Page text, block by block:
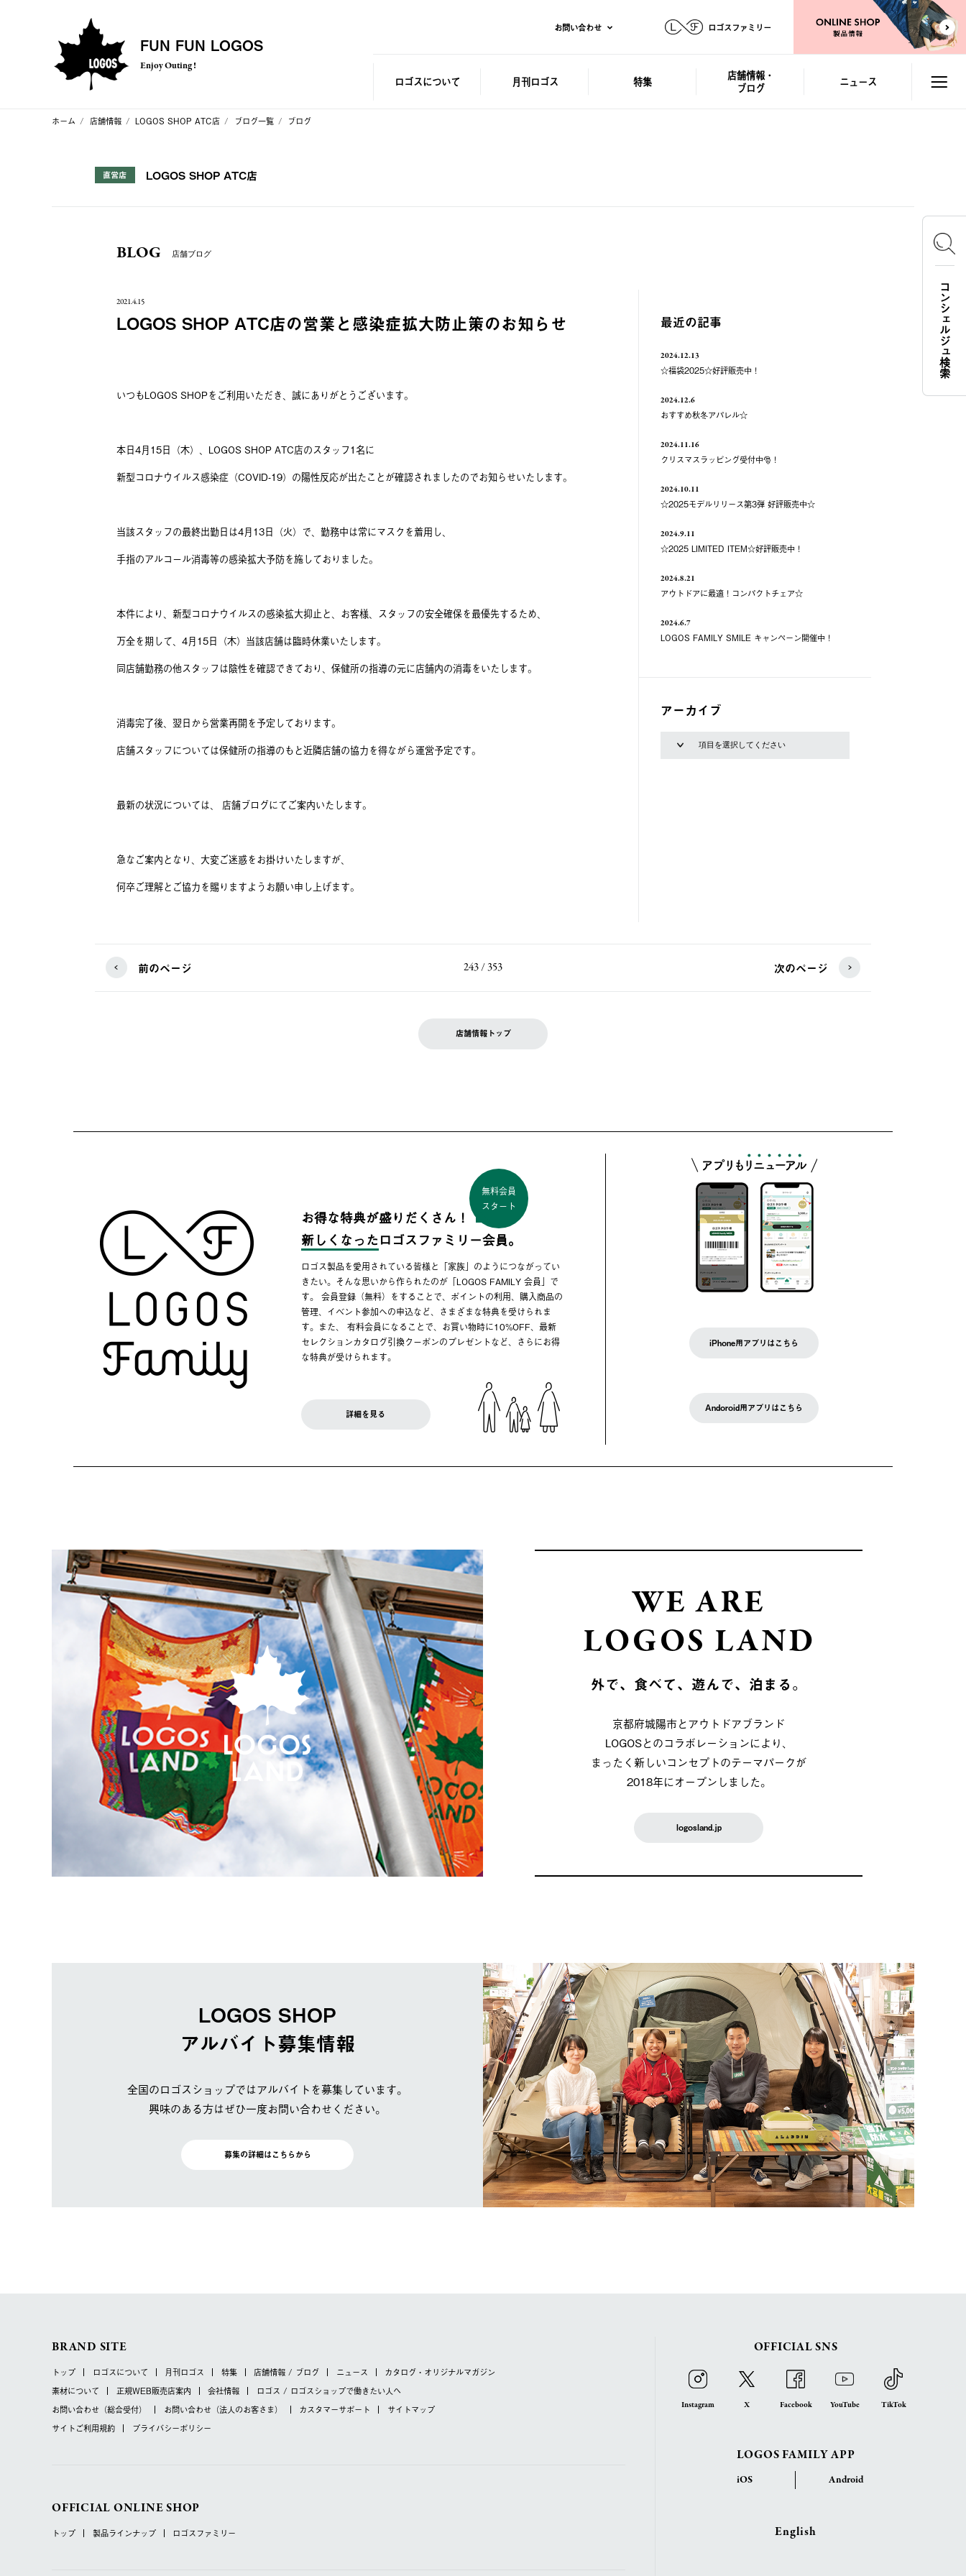
FUN FUN LOGOS
Enjoy Outing !
お問い合わせ ロゴスファミリー
ロゴスについて 月刊ロゴス 特集
店舗情報・
ブログ
ニュース
ホーム 店舗情報 LOGOS SHOP ATC店 ブログ一覧 ブログ
直営店 LOGOS SHOP ATC店
BLOG 店舗ブログ
2021.4.15
LOGOS SHOP ATC店の営業と感染症拡大防止策のお知らせ
いつもLOGOS SHOPをご利用いただき、誠にありがとうございます。
本日4月15日（木）、LOGOS SHOP ATC店のスタッフ1名に
新型コロナウイルス感染症（COVID-19）の陽性反応が出たことが確認されましたのでお知らせいたします。
当該スタッフの最終出勤日は4月13日（火）で、勤務中は常にマスクを着用し、
手指のアルコール消毒等の感染拡大予防を施しておりました。
本件により、新型コロナウイルスの感染拡大抑止と、お客様、スタッフの安全確保を最優先するため、
万全を期して、4月15日（木）当該店舗は臨時休業いたします。
同店舗勤務の他スタッフは陰性を確認できており、保健所の指導の元に店舗内の消毒をいたします。
消毒完了後、翌日から営業再開を予定しております。
店舗スタッフについては保健所の指導のもと近隣店舗の協力を得ながら運営予定です。
最新の状況については、 店舗ブログにてご案内いたします。
急なご案内となり、大変ご迷惑をお掛けいたしますが、
何卒ご理解とご協力を賜りますようお願い申し上げます。
最近の記事
2024.12.13
☆福袋2025☆好評販売中！
2024.12.6
おすすめ秋冬アパレル☆
2024.11.16
クリスマスラッピング受付中🎅！
2024.10.11
☆2025モデルリリース第3弾 好評販売中☆
2024.9.11
☆2025 LIMITED ITEM☆好評販売中！
2024.8.21
アウトドアに最適！コンパクトチェア☆
2024.6.7
LOGOS FAMILY SMILE キャンペーン開催中！
アーカイブ
前のページ 243 / 353 次のページ
店舗情報トップ
お得な特典が盛りだくさん！
無料会員
スタート
新しくなったロゴスファミリー会員。
ロゴス製品を愛用されている皆様と「家族」のようにつながってい
きたい。そんな思いから作られたのが「LOGOS FAMILY 会員」で
す。 会員登録（無料）をすることで、ポイントの利用、購入商品の
管理、イベント参加への申込など、さまざまな特典を受けられま
す。また、 有料会員になることで、お買い物時に10%OFF、最新
セレクションカタログ引換クーポンのプレゼントなど、さらにお得
な特典が受けられます。
詳細を見る
iPhone用アプリはこちら
Andoroid用アプリはこちら
WE ARE
LOGOS LAND
外で、食べて、遊んで、泊まる。
京都府城陽市とアウトドアブランド
LOGOSとのコラボレーションにより、
まったく新しいコンセプトのテーマパークが
2018年にオープンしました。
logosland.jp
LOGOS SHOP
アルバイト募集情報
全国のロゴスショップではアルバイトを募集しています。
興味のある方はぜひ一度お問い合わせください。
募集の詳細はこちらから
コンシェルジュ検索
BRAND SITE
トップ ロゴスについて 月刊ロゴス 特集 店舗情報 / ブログ ニュース
カタログ・オリジナルマガジン
素材について
正規WEB販売店案内 会社情報 ロゴス / ロゴスショップで働きたい人へ
お問い合わせ （総合受付） お問い合わせ （法人のお客さま） カスタマーサポート
サイトマップ
サイトご利用規約
プライバシーポリシー
OFFICIAL ONLINE SHOP
トップ 製品ラインナップ ロゴスファミリー
OFFICIAL SNS
Instagram X Facebook YouTube TikTok
LOGOS FAMILY APP
iOS Android
English